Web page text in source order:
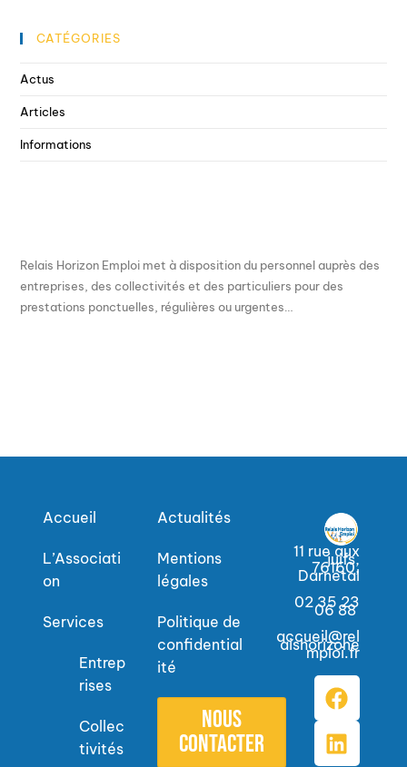
CATÉGORIES
Actus
Articles
Informations
Relais Horizon Emploi met à disposition du personnel auprès des
entreprises, des collectivités et des particuliers pour des
prestations ponctuelles, régulières ou urgentes…
Accueil
L’Associati
on
Services
Entrep
rises
Collec
tivités
Actualités
Mentions
légales
Politique de
confidential
ité
Nous
contacter
11 rue aux
juifs,
76160,
Darnétal
02 35 23
06 88
accueil@rel
aishorizone
mploi.fr